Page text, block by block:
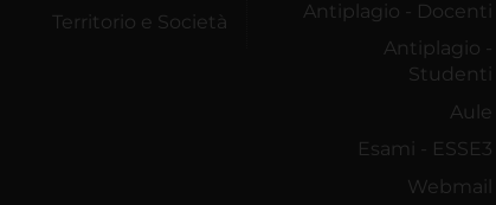
Territorio e Società
Antiplagio - Docenti
Antiplagio -
Studenti
Aule
Esami - ESSE3
Webmail